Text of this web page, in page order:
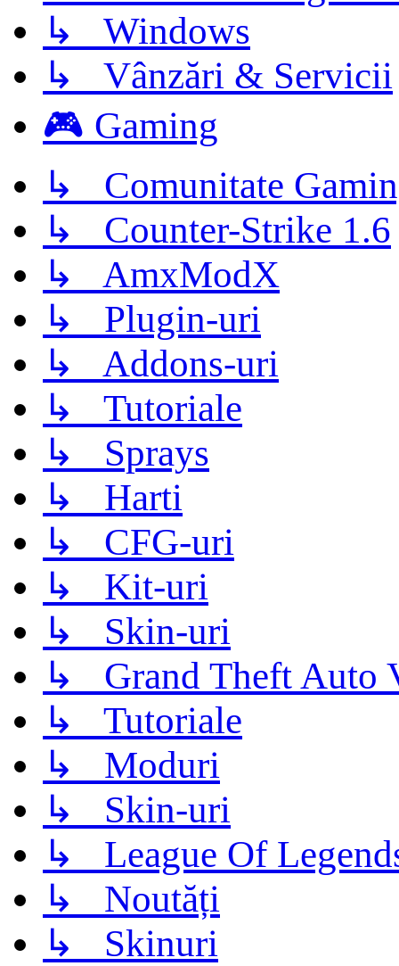
↳ Windows
↳ Vânzări & Servicii
🎮 Gaming
↳ Comunitate
↳ Counter-Strike 1.6
↳ AmxModX
↳ Plugin-uri
↳ Addons-uri
↳ Tutoriale
↳ Sprays
↳ Harti
↳ CFG-uri
↳ Kit-uri
↳ Skin-uri
↳ Grand Theft Auto
↳ Tutoriale
↳ Moduri
↳ Skin-uri
↳ League Of
↳ Noutăți
↳ Skinuri